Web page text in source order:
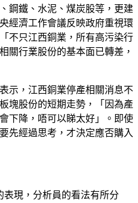
鋼鐵、水泥、煤炭股等，更建
經濟工作會議反映政府重視環
不只江西銅業，所有高污染行
關行業股份的基本面已轉差，
示，江西銅業停產相關消息不
塊股份的短期走勢，「因為產
下降，唔可以睇太好」。即使
先經過思考，才決定應否購入
現，分析員的看法有所分